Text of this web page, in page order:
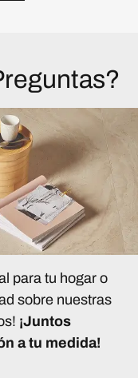
para tu hogar o
sobre nuestras
¡Juntos
a tu medida!